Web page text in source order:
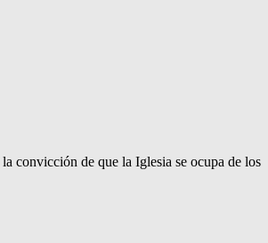
convicción de que la Iglesia se ocupa de los